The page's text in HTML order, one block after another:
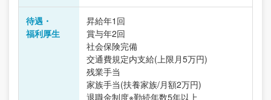
待遇・
福利厚生
昇給年1回
賞与年2回
社会保険完備
交通費規定内支給(上限月5万円)
残業手当
家族手当(扶養家族/月額2万円)
退職金制度※勤続年数5年以上